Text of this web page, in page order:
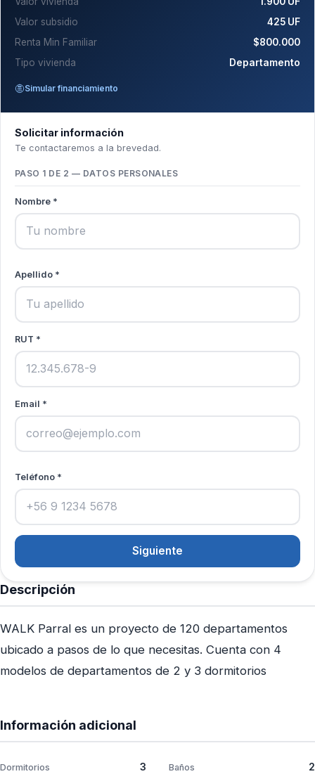
Descripción
WALK Parral es un proyecto de 120 departamentos
ubicado a pasos de lo que necesitas. Cuenta con 4
modelos de departamentos de 2 y 3 dormitorios
Información adicional
Dormitorios 3 Baños 2
Valor subsidio
425 UF
Renta Min Familiar
$800.000
Tipo vivienda
Departamento
Simular financiamiento
Solicitar información
Te contactaremos a la brevedad.
PASO 1 DE 2 — DATOS PERSONALES
Nombre *
Apellido *
RUT *
Email *
Teléfono *
Siguiente